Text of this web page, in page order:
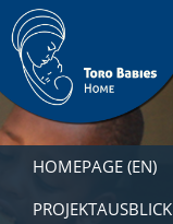
Zur
Hauptnavigation
springen
Skip
to
main
content
Zur
Fußzeile
springen
Toro
Babies
Home
How
Involved
HOMEPAGE (EN)
PROJEKTAUSBLICK